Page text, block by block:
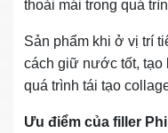
thoải mái trong quá
Sản phẩm khi ở vị trí
cách giữ nước tốt, tạo
quá trình tái tạo
Ưu điểm của filler